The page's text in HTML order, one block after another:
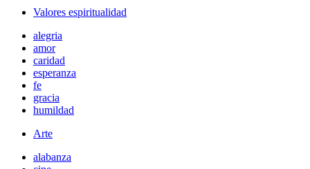
Valores espiritualidad
alegria
amor
caridad
esperanza
fe
gracia
humildad
Arte
alabanza